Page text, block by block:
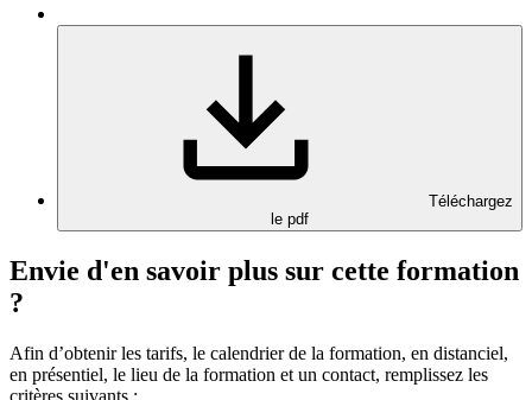
Téléchargez
le pdf
Envie d'en savoir plus sur cette formation
?
Afin d’obtenir les tarifs, le calendrier de la formation, en distanciel,
en présentiel, le lieu de la formation et un contact, remplissez les